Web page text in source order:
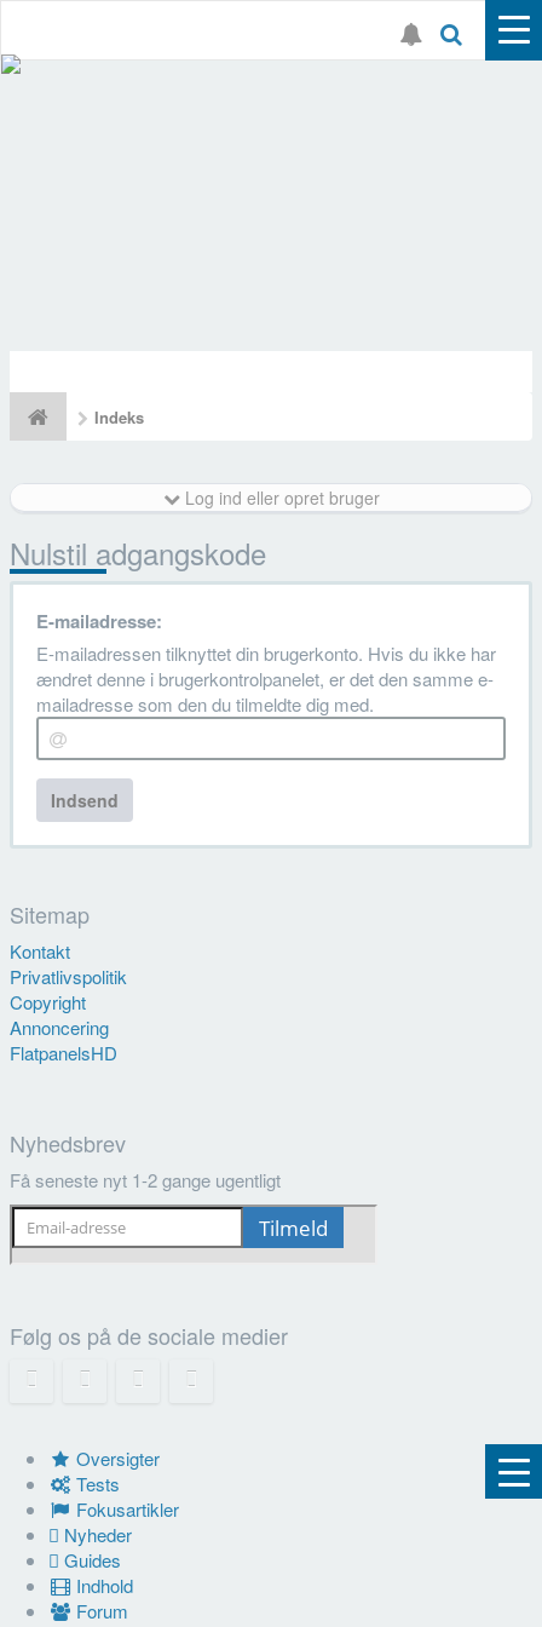
Indeks
Log ind eller opret bruger
Nulstil adgangskode
E-mailadresse:
E-mailadressen tilknyttet din brugerkonto. Hvis du ikke har
ændret denne i brugerkontrolpanelet, er det den samme e-
mailadresse som den du tilmeldte dig med.
Indsend
Sitemap
Kontakt
Privatlivspolitik
Copyright
Annoncering
FlatpanelsHD
Nyhedsbrev
Få seneste nyt 1-2 gange ugentligt
Følg os på de sociale medier
Oversigter
Tests
Fokusartikler
Nyheder
Guides
Indhold
Forum